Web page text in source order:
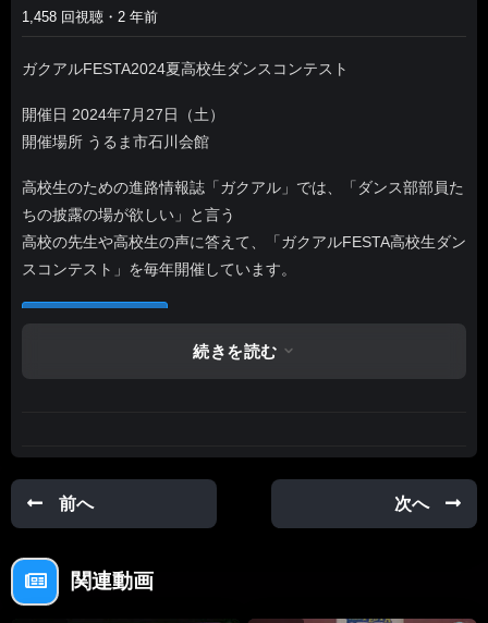
1,458 回視聴・2 年前
ガクアルFESTA2024夏高校生ダンスコンテスト
開催日 2024年7月27日（土）
開催場所 うるま市石川会館
高校生のための進路情報誌「ガクアル」では、「ダンス部部員た
ちの披露の場が欲しい」と言う
高校の先生や高校生の声に答えて、「ガクアルFESTA高校生ダン
スコンテスト」を毎年開催しています。
続きを読む
前へ 次へ
関連動画